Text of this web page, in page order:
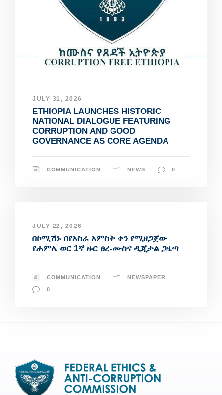
JULY 31, 2026
ETHIOPIA LAUNCHES HISTORIC
NATIONAL DIALOGUE FEATURING
CORRUPTION AND GOOD
GOVERNANCE AS CORE AGENDA
COMMUNICATION NEWS 0
JULY 22, 2026
በኮሚሽኑ በየአስራ አምስት ቀን የሚዘጋጀው
የሐምሌ ወር 1ኛ ዙር ፀረ-ሙስና ዲጂታል ጋዜጣ
COMMUNICATION NEWSPAPER
0